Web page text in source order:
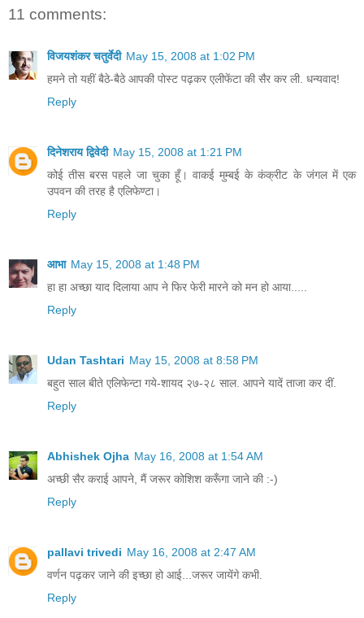
11 comments:
विजयशंकर चतुर्वेदी May 15, 2008 at 1:02 PM
हमने तो यहीं बैठे-बैठे आपकी पोस्ट पढ़कर एलीफेंटा की सैर कर ली. धन्यवाद!
Reply
दिनेशराय द्विवेदी May 15, 2008 at 1:21 PM
कोई तीस बरस पहले जा चुका हूँ। वाकई मुम्बई के कंक्रीट के जंगल में एक
उपवन की तरह है एलिफेण्टा।
Reply
आभा May 15, 2008 at 1:48 PM
हा हा अच्छा याद दिलाया आप ने फिर फेरी मारने को मन हो आया.....
Reply
Udan Tashtari May 15, 2008 at 8:58 PM
बहुत साल बीते एलिफेन्टा गये-शायद २७-२८ साल. आपने यादें ताजा कर दीं.
Reply
Abhishek Ojha May 16, 2008 at 1:54 AM
अच्छी सैर कराई आपने, मैं जरूर कोशिश करूँगा जाने की :-)
Reply
pallavi trivedi May 16, 2008 at 2:47 AM
वर्णन पढ़कर जाने की इच्छा हो आई...जरूर जायेंगे कभी.
Reply